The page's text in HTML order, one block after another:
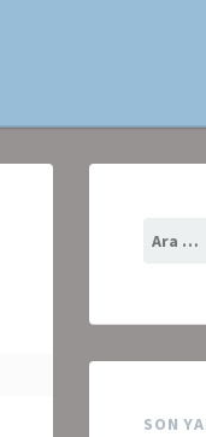
SON